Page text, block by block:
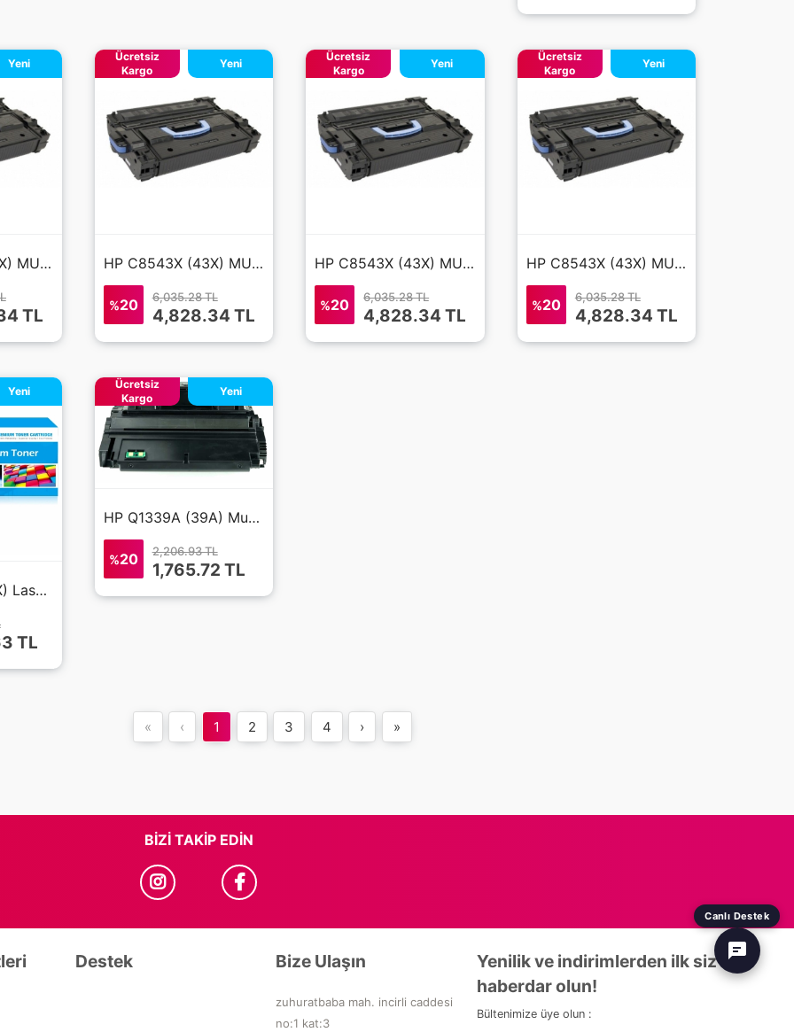
HP C8543X (43X) MUADİL TONER LaserJet 9040
Yeni
TL
HP C8543X (43X) MUADİL TONER LaserJet 9050
Ücretsiz
Kargo
Yeni
%20 6,035.28 TL
4,828.34 TL
HP C8543X (43X) MUADİL TONER M9050 MFP
Ücretsiz
Kargo
Yeni
%20 6,035.28 TL
4,828.34 TL
HP C8543X (43X) MUADİL TONER M9040 MFP
Ücretsiz
Kargo
Yeni
%20 6,035.28 TL
4,828.34 TL
HP C4127X (27X) Laserjet 4050 Muadil Toner
Yeni
TL
HP Q1339A (39A) Muadil Toner
Ücretsiz
Kargo
Yeni
%20 2,206.93 TL
1,765.72 TL
« ‹ 1 2 3 4 › »
BIZI TAKIP EDIN
Destek Bize Ulaşın
zuhuratbaba mah. incirli caddesi
no:1 kat:3
Yenilik ve indirimlerden ilk siz
haberdar olun!
Bültenimize üye olun :
Canlı Destek